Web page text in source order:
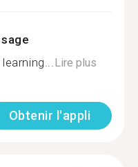
Lire plus
Obtenir l'appli